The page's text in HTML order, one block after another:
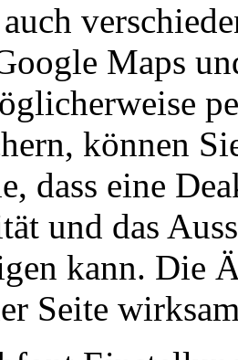
Maps
können
dass eine
und das
kann. Die
Seite